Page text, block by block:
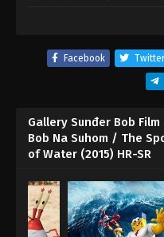
Facebook Twitter
Gallery Sunđer Bob
Bob Na Suhom / The
of Water (2015) HR-SR